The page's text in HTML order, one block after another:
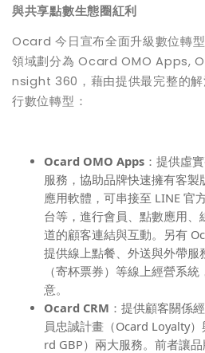
與共享點數生態圈紅利
Ocard 今日宣布全面升級數位轉
領域劃分為 Ocard OMO Apps,
nsight 360，藉由提供最完整的解
行數位轉型：
Ocard OMO Apps ：提供虛
服務，協助品牌快速擁有客
應用軟體，可串接至 LINE 官
台等，進行會員、點數應用
道的顧客連結與互動。另有
提供線上點餐、外送與外帶
（寄杯票券）等線上經營系
意。
Ocard CRM ：提供顧客關係
員忠誠計畫（Ocard Loyalty
rd GBP）兩大服務。前者讓